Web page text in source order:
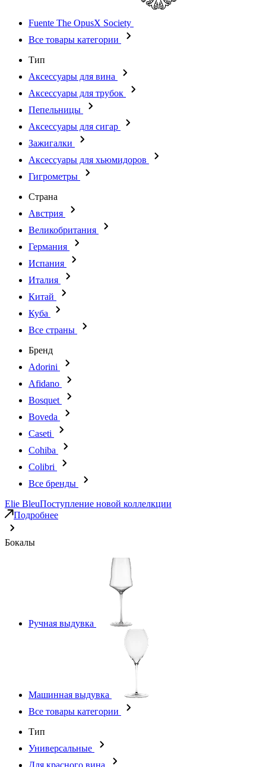
Fuente The OpusX Society
Все товары категории
Тип
Аксессуары для вина
Аксессуары для трубок
Пепельницы
Аксессуары для сигар
Зажигалки
Аксессуары для хьюмидоров
Гигрометры
Страна
Австрия
Великобритания
Германия
Испания
Италия
Китай
Куба
Все страны
Бренд
Adorini
Afidano
Bosquet
Boveda
Caseti
Cohiba
Colibri
Все бренды
Elie BleuПоступление новой коллелкции
Подробнее
Бокалы
Ручная выдувка
Машинная выдувка
Все товары категории
Тип
Универсальные
Для красного вина